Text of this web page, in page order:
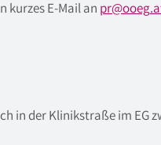
kurzes E-Mail an pr@ooeg.
in der Klinikstraße im EG